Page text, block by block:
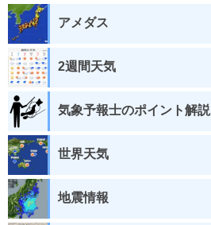
アメダス
2週間天気
気象予報士のポイント解説
世界天気
地震情報